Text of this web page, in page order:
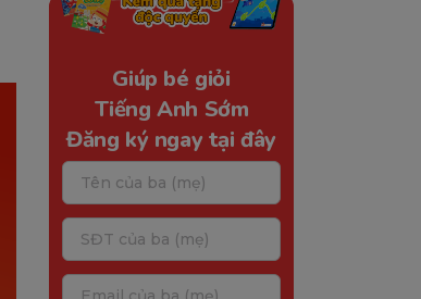
Giúp bé giỏi
Tiếng Anh Sớm
Đăng ký ngay tại đây